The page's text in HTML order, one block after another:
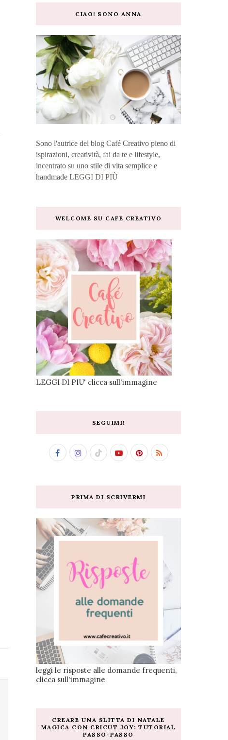
CIAO! SONO ANNA
Sono l'autrice del blog Café Creativo pieno di
ispirazioni, creatività, fai da te e lifestyle,
incentrato su uno stile di vita semplice e
handmade LEGGI DI PIÙ
WELCOME SU CAFE CREATIVO
LEGGI DI PIU' clicca sull'immagine
SEGUIMI!
PRIMA DI SCRIVERMI
leggi le risposte alle domande frequenti,
clicca sull'immagine
CREARE UNA SLITTA DI NATALE
MAGICA CON CRICUT JOY: TUTORIAL
PASSO-PASSO